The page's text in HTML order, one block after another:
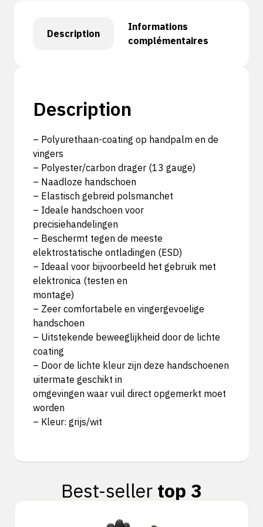
Description
Informations
complémentaires
Description
– Polyurethaan-coating op handpalm en de
vingers
– Polyester/carbon drager (13 gauge)
– Naadloze handschoen
– Elastisch gebreid polsmanchet
– Ideale handschoen voor
precisiehandelingen
– Beschermt tegen de meeste
elektrostatische ontladingen (ESD)
– Ideaal voor bijvoorbeeld het gebruik met
elektronica (testen en
montage)
– Zeer comfortabele en vingergevoelige
handschoen
– Uitstekende beweeglijkheid door de lichte
coating
– Door de lichte kleur zijn deze handschoenen
uitermate geschikt in
omgevingen waar vuil direct opgemerkt moet
worden
– Kleur: grijs/wit
Best-seller top 3